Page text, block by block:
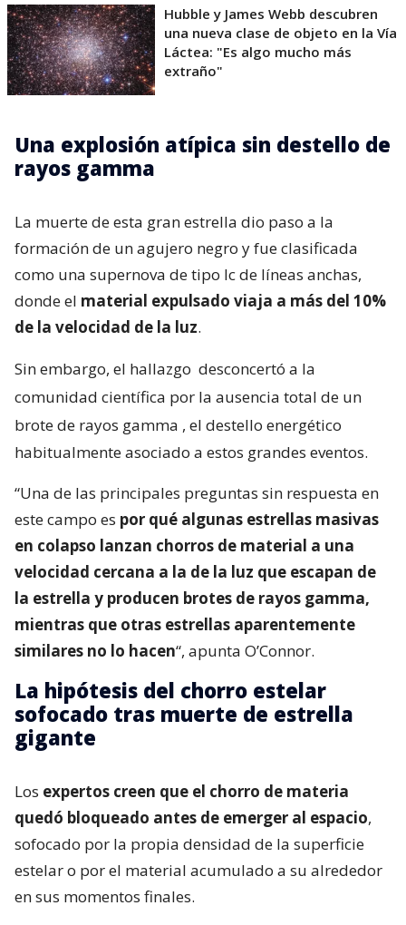
Hubble y James Webb descubren
una nueva clase de objeto en la Vía
Láctea: "Es algo mucho más
extraño"
Una explosión atípica sin destello de
rayos gamma
La muerte de esta gran estrella dio paso a la
formación de un agujero negro y fue clasificada
como una supernova de tipo Ic de líneas anchas,
donde el material expulsado viaja a más del 10%
de la velocidad de la luz.
Sin embargo, el hallazgo desconcertó a la
comunidad científica por la ausencia total de un
brote de rayos gamma , el destello energético
habitualmente asociado a estos grandes eventos.
“Una de las principales preguntas sin respuesta en
este campo es por qué algunas estrellas masivas
en colapso lanzan chorros de material a una
velocidad cercana a la de la luz que escapan de
la estrella y producen brotes de rayos gamma,
mientras que otras estrellas aparentemente
similares no lo hacen“, apunta O’Connor.
La hipótesis del chorro estelar
sofocado tras muerte de estrella
gigante
Los expertos creen que el chorro de materia
quedó bloqueado antes de emerger al espacio,
sofocado por la propia densidad de la superficie
estelar o por el material acumulado a su alrededor
en sus momentos finales.